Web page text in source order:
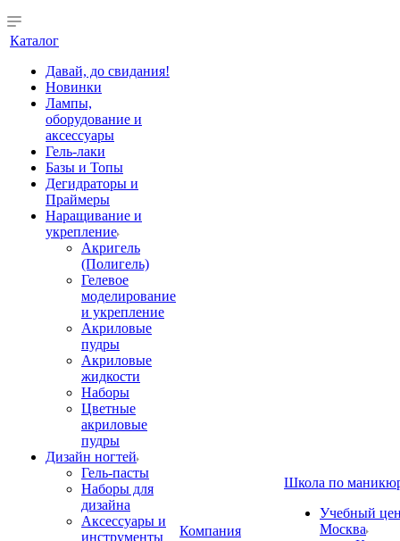
Каталог
Давай, до свидания!
Новинки
Лампы,
оборудование и
аксессуары
Гель-лаки
Базы и Топы
Дегидраторы и
Праймеры
Наращивание и
укрепление
Акригель
(Полигель)
Гелевое
моделирование
и укрепление
Акриловые
пудры
Акриловые
жидкости
Наборы
Цветные
акриловые
пудры
Дизайн ногтей
Гель-пасты
Наборы для
дизайна
Аксессуары и
инструменты
Компания
Школа по
Учебный
Москва